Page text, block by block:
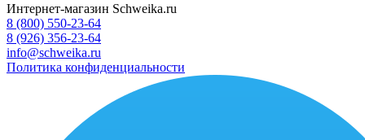
Интернет-магазин Schweika.ru
8 (800) 550-23-64
8 (926) 356-23-64
info@schweika.ru
Политика конфиденциальности